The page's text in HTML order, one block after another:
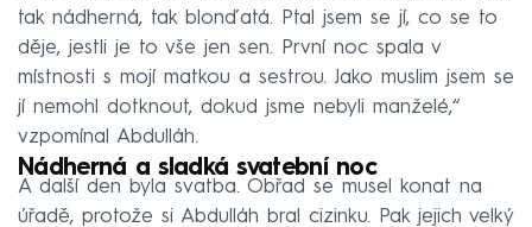
tak nádherná, tak blonďatá. Ptal jsem se jí, co se to
děje, jestli je to vše jen sen. První noc spala v
místnosti s mojí matkou a sestrou. Jako muslim jsem se
jí nemohl dotknout, dokud jsme nebyli manželé,“
vzpomínal Abdulláh.
Nádherná a sladká svatební noc
A další den byla svatba. Obřad se musel konat na
úřadě, protože si Abdulláh bral cizinku. Pak jejich velký